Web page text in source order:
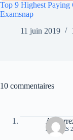
Top 9 Highest
Examsnap
11 juin 2019
10 commentaires
21 MARS